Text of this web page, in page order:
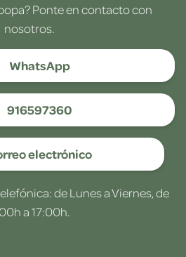
Ponte en contacto con
nosotros.
WhatsApp
916597360
electrónico
de Lunes a Viernes, de
a 17:00h.